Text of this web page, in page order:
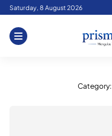
Skip
content
Saturday, 8 August 2026
Category: